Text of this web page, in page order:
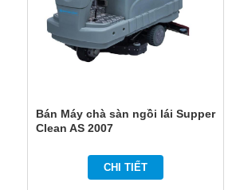
Bán Máy chà sàn ngồi lái Supper
Clean AS 2007
CHI TIẾT